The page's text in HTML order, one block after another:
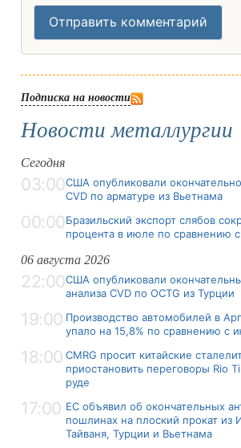
Отправить комментарий
Подписка на новости
Новости металлургии
Сегодня
03:00США опубликовали
CVD по арматуре из Вьетнама
00:00Бразильский экспорт слябов
процента в июле по сравнению
06 августа 2026
22:00США опубликовали
анализа CVD по OCTG из Турции
19:00 Производство автомобилей в
упало на 15,8% по сравнению с
18:00 CMRG просит китайские
приостановить переговоры Rio
руде
17:00 ЕС объявил об окончательных
пошлинах на плоский прокат из
Тайваня, Турции и Вьетнама